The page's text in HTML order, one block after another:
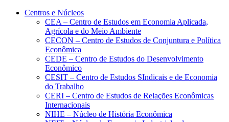
Conteúdo principal Menu principal
Centros e Núcleos
CEA – Centro de Estudos em Economia Aplicada,
Agrícola e do Meio Ambiente
CECON – Centro de Estudos de Conjuntura e Política
Econômica
CEDE – Centro de Estudos do Desenvolvimento
Econômico
CESIT – Centro de Estudos SIndicais e de Economia
do Trabalho
CERI – Centro de Estudos de Relações Econômicas
Internacionais
NIHE – Núcleo de História Econômica